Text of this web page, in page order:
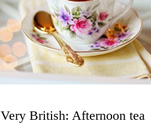
Very British: Afternoon tea